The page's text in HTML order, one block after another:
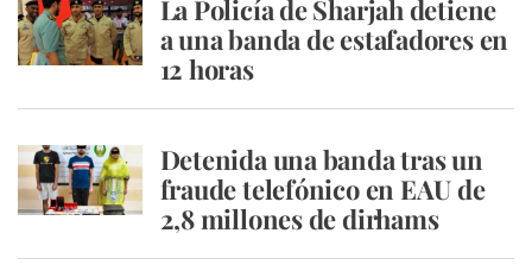
La Policía de Sharjah detiene
a una banda de estafadores en
12 horas
Detenida una banda tras un
fraude telefónico en EAU de
2,8 millones de dirhams